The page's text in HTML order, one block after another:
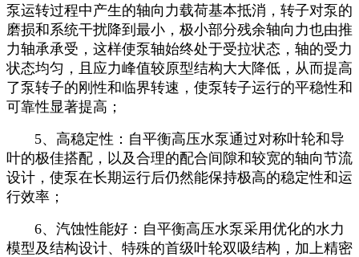
泵运转过程中产生的轴向力载荷基本抵消，转子对泵的
磨损和系统干扰降到最小，极小部分残余轴向力也由推
力轴承承受，这样使泵轴始终处于受拉状态，轴的受力
状态均匀，且应力峰值较原型结构大大降低，从而提高
了泵转子的刚性和临界转速，使泵转子运行的平稳性和
可靠性显著提高；
5、高稳定性：自平衡高压水泵通过对称叶轮和导
叶的极佳搭配，以及合理的配合间隙和较宽的轴向节流
设计，使泵在长期运行后仍然能保持极高的稳定性和运
行效率；
6、汽蚀性能好：自平衡高压水泵采用优化的水力
模型及结构设计、特殊的首级叶轮双吸结构，加上精密